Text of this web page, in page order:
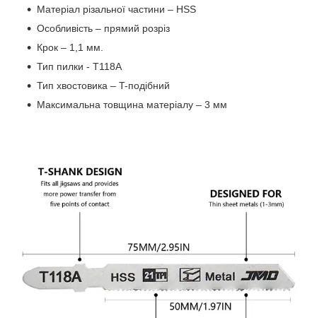
Матеріал різальної частини – HSS
Особливість – прямий розріз
Крок – 1,1 мм.
Тип пилки - T118A
Тип хвостовика – T-подібний
Максимальна товщина матеріалу – 3 мм